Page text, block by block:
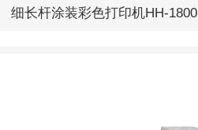
细长杆涂装彩色打印机HH-1800